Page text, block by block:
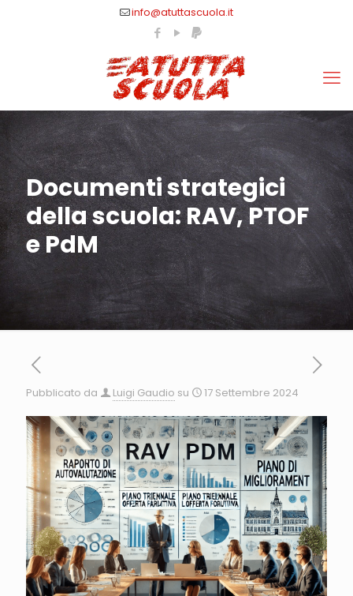
info@atuttascuola.it
Documenti strategici
della scuola: RAV, PTOF
e PdM
Pubblicato da Luigi Gaudio su 17 Settembre 2024